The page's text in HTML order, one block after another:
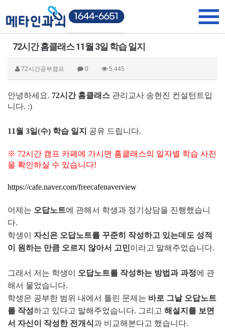
72시간 홈클래스 11월 3일 학습 일지
72시간공부캠프 0 5,445
안녕하세요. 72시간 홈클래스 관리교사 송현진 컨설턴트입
니다. :)
11월 3일(수) 학습 일지 공유 드립니다.
※ 72시간 캠프 카페에 가시면 홈클래스의 일자별 학습 사진
을 확인하실 수 있습니다!
https://cafe.naver.com/freecafenaverview
어제는 오답노트에 관해서 학생과 정기상담을 진행했습니
다.
학생이 자신은 오답노트를 꾸준히 작성하고 있는데도 성적
이 원하는 만큼 오르지 않아서 고민이라고 말해주었습니다.
그래서 저는 학생이 오답노트를 작성하는 방법과 과정에 관
해서 물었습니다.
학생은 공부한 범위 내에서 틀린 문제는 바로 그날 오답노트
를 작성하고 있다고 말해주었습니다. 그리고 해설지를 보면
서 자신이 작성한 전개식과 비교해본다고 했습니다.